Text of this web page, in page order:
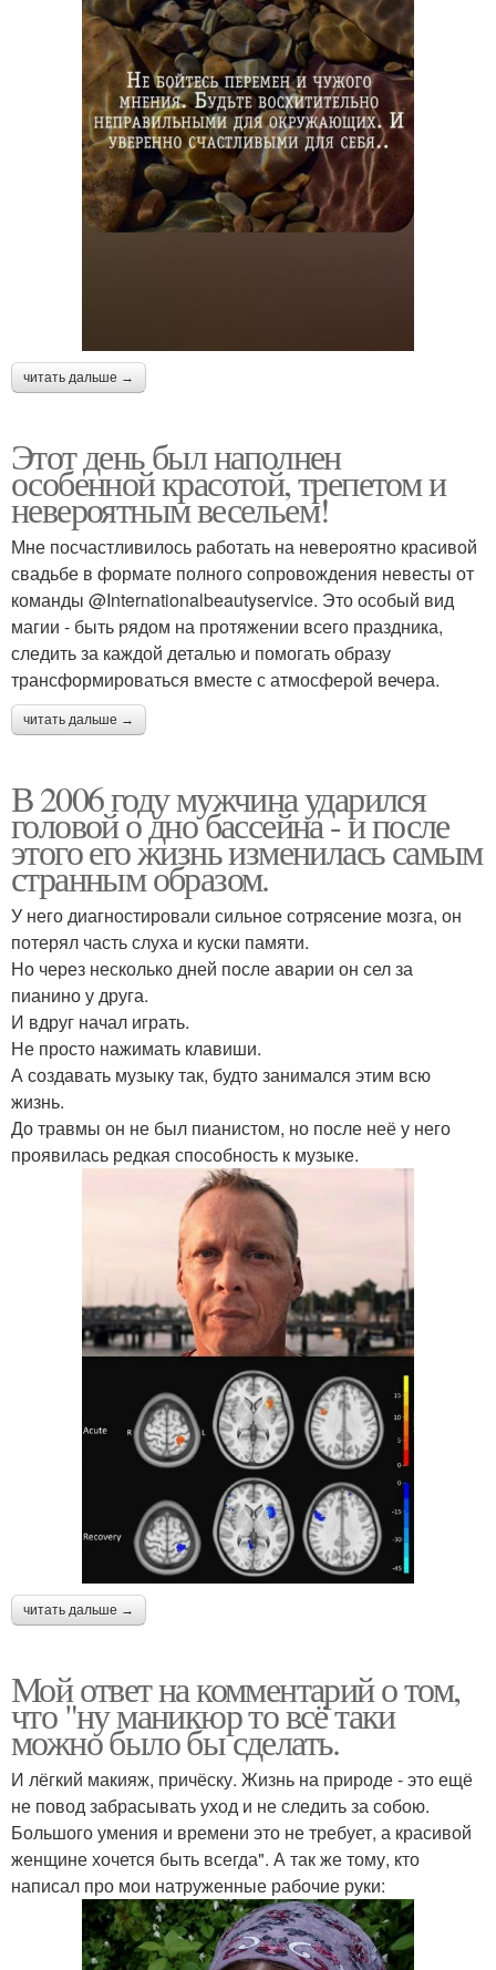
читать дальше →
Этот день был наполнен
особенной красотой, трепетом и
невероятным весельем!
Мне посчастливилось работать на невероятно красивой
свадьбе в формате полного сопровождения невесты от
команды @Internationalbeautyservice. Это особый вид
магии - быть рядом на протяжении всего праздника,
следить за каждой деталью и помогать образу
трансформироваться вместе с атмосферой вечера.
читать дальше →
В 2006 году мужчина ударился
головой о дно бассейна - и после
этого его жизнь изменилась самым
странным образом.
У него диагностировали сильное сотрясение мозга, он
потерял часть слуха и куски памяти.
Но через несколько дней после аварии он сел за
пианино у друга.
И вдруг начал играть.
Не просто нажимать клавиши.
А создавать музыку так, будто занимался этим всю
жизнь.
До травмы он не был пианистом, но после неё у него
проявилась редкая способность к музыке.
читать дальше →
Мой ответ на комментарий о том,
что "ну маникюр то всё таки
можно было бы сделать.
И лёгкий макияж, причёску. Жизнь на природе - это ещё
не повод забрасывать уход и не следить за собою.
Большого умения и времени это не требует, а красивой
женщине хочется быть всегда". А так же тому, кто
написал про мои натруженные рабочие руки: